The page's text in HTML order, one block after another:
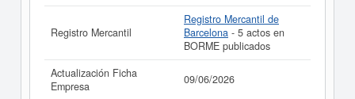
Registro Mercantil
Registro Mercantil de
Barcelona - 5 actos en
BORME publicados
Actualización Ficha
Empresa
09/06/2026